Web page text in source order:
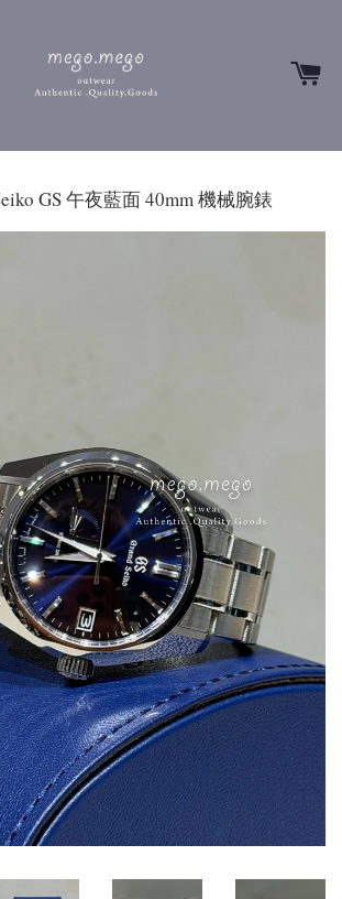
GS 午夜藍面 40mm 機械腕錶